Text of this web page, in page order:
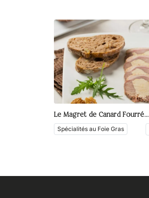
Le Magret de Canard Fourré au Foie Gras 25%
Spécialités au Foie Gras